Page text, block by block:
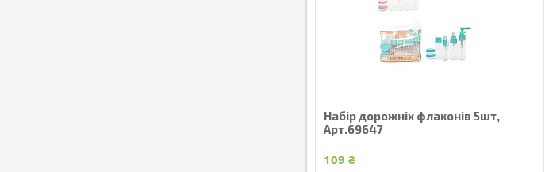
Набір дорожніх флаконів 5шт,
Арт.69647
109 ₴